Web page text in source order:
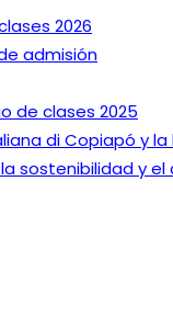
2026
admisión
de clases 2025
di Copiapó y
sostenibilidad y